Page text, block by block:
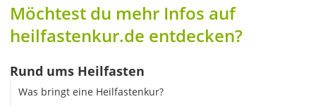
Möchtest du mehr Infos auf
heilfastenkur.de entdecken?
Rund ums Heilfasten
Was bringt eine Heilfastenkur?